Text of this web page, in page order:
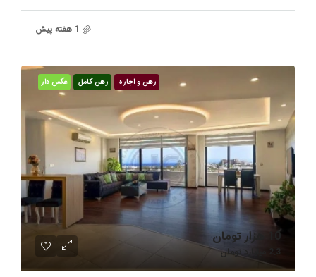
1 هفته پیش
رهن و اجاره رهن کامل عکس دار
10 هزار تومان
2.3 میلیارد تومان